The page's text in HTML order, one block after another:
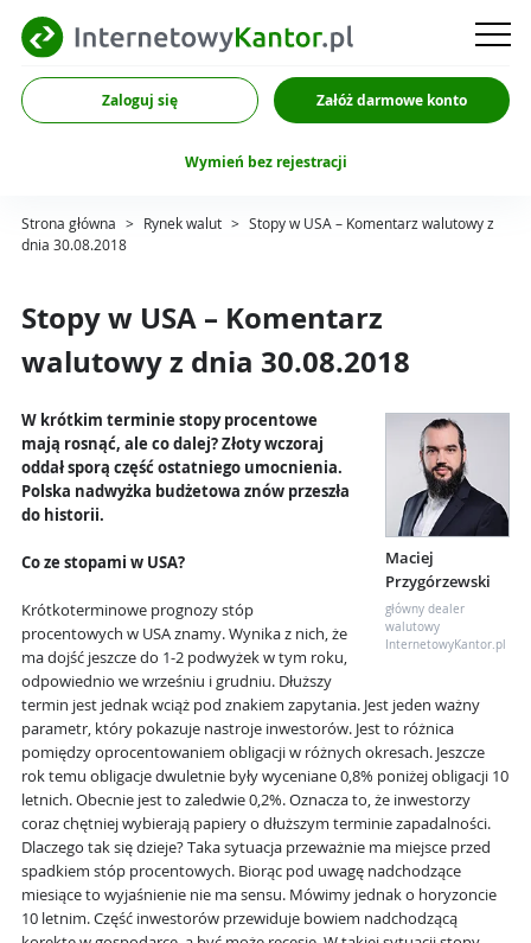
Zaloguj się Załóż darmowe konto
Wymień bez rejestracji
Strona główna > Rynek walut > Stopy w USA – Komentarz walutowy z
dnia 30.08.2018
Stopy w USA – Komentarz
walutowy z dnia 30.08.2018
Maciej
Przygórzewski
główny dealer
walutowy
InternetowyKantor.pl
W krótkim terminie stopy procentowe
mają rosnąć, ale co dalej? Złoty wczoraj
oddał sporą część ostatniego umocnienia.
Polska nadwyżka budżetowa znów przeszła
do historii.
Co ze stopami w USA?
Krótkoterminowe prognozy stóp
procentowych w USA znamy. Wynika z nich, że
ma dojść jeszcze do 1-2 podwyżek w tym roku,
odpowiednio we wrześniu i grudniu. Dłuższy
termin jest jednak wciąż pod znakiem zapytania. Jest jeden ważny
parametr, który pokazuje nastroje inwestorów. Jest to różnica
pomiędzy oprocentowaniem obligacji w różnych okresach. Jeszcze
rok temu obligacje dwuletnie były wyceniane 0,8% poniżej obligacji 10
letnich. Obecnie jest to zaledwie 0,2%. Oznacza to, że inwestorzy
coraz chętniej wybierają papiery o dłuższym terminie zapadalności.
Dlaczego tak się dzieje? Taka sytuacja przeważnie ma miejsce przed
spadkiem stóp procentowych. Biorąc pod uwagę nadchodzące
miesiące to wyjaśnienie nie ma sensu. Mówimy jednak o horyzoncie
10 letnim. Część inwestorów przewiduje bowiem nadchodzącą